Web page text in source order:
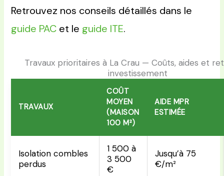
Retrouvez nos conseils détaillés dans le
guide PAC et le guide ITE.
Travaux prioritaires à La Crau — Coûts, aides et
investissement
TRAVAUX
COÛT
MOYEN
(MAISON
100 M²)
AIDE MPR
ESTIMÉE
Isolation combles
perdus
1 500 à
3 500
€
Jusqu’à 75
€/m²